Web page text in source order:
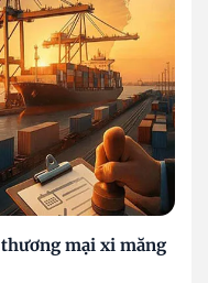
mại xi măng